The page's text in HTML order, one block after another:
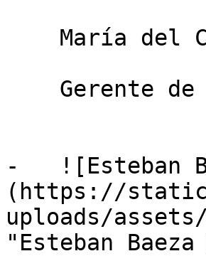
-   ![Esteban
(https://
uploads/assets/
"Esteban Baeza